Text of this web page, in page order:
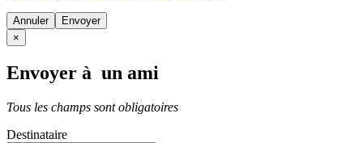
Annuler
×
Envoyer à un ami
Tous les champs sont obligatoires
Destinataire